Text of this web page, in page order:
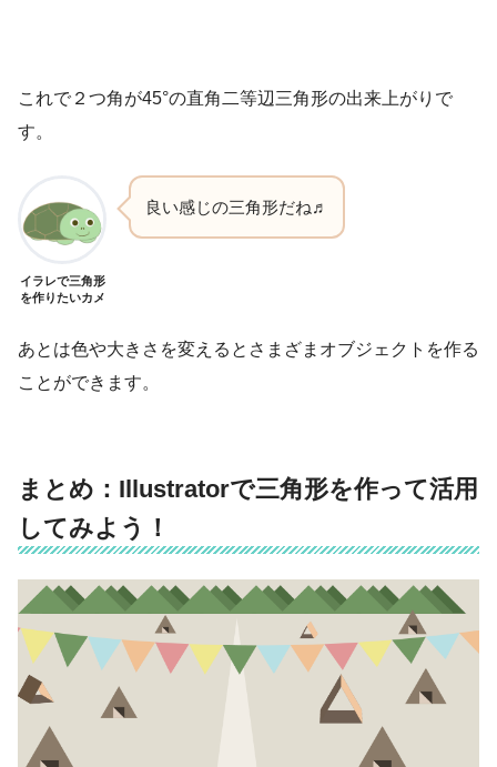
これで２つ角が45°の直角二等辺三角形の出来上がりで
す。
イラレで三角形
を作りたいカメ
良い感じの三角形だね♬
あとは色や大きさを変えるとさまざまオブジェクトを作る
ことができます。
まとめ：Illustratorで三角形を作って活用
してみよう！